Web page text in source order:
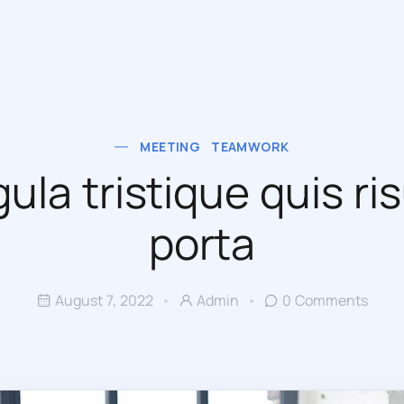
MEETING TEAMWORK
tristique quis
porta
August 7, 2022 Admin 0 Comments